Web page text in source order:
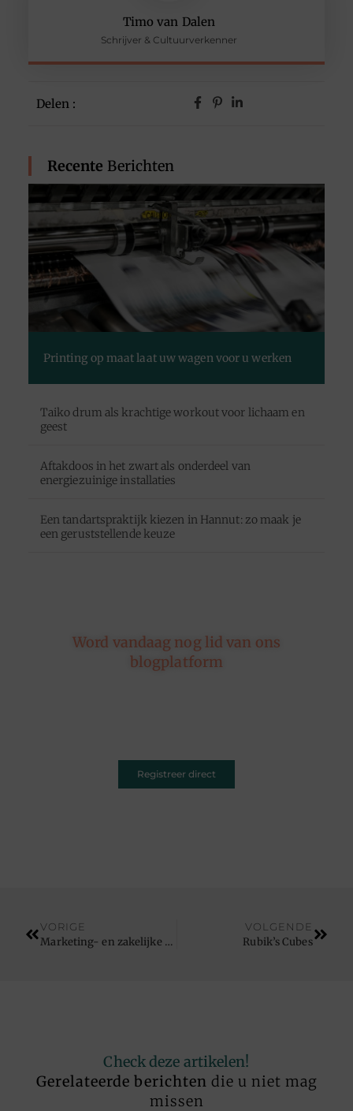
Timo van Dalen
Schrijver & Cultuurverkenner
Delen :
Recente Berichten
Printing op maat laat uw wagen voor u werken
Taiko drum als krachtige workout voor lichaam en
geest
Aftakdoos in het zwart als onderdeel van
energiezuinige installaties
Een tandartspraktijk kiezen in Hannut: zo maak je
een geruststellende keuze
Word vandaag nog lid van ons
blogplatform
Registreer direct
VORIGE
Marketing- en zakelijke boeken
VOLGENDE
Rubik’s Cubes
Check deze artikelen!
Gerelateerde berichten die u niet mag
missen